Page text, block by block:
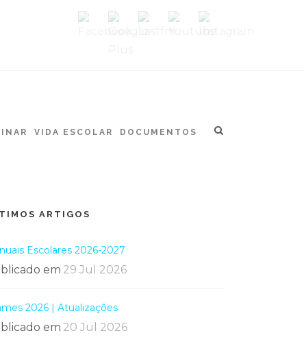
VIDA ESCOLAR DOCUMENTOS
ARTIGOS
Escolares 2026-2027
em 29 Jul 2026
2026 | Atualizações
em 20 Jul 2026